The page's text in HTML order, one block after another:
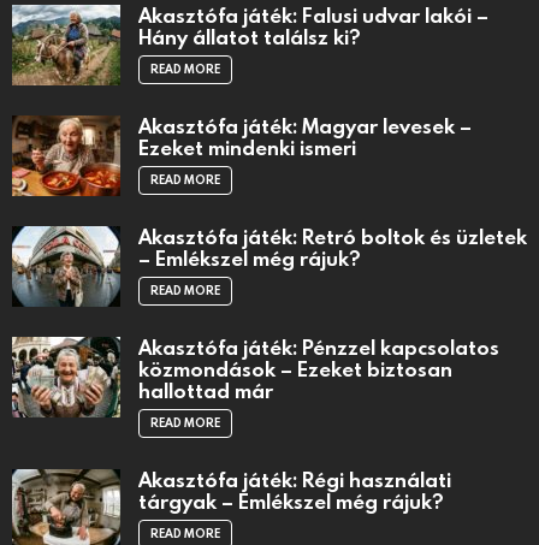
Akasztófa játék: Falusi udvar lakói –
Hány állatot találsz ki?
READ MORE
Akasztófa játék: Magyar levesek –
Ezeket mindenki ismeri
READ MORE
Akasztófa játék: Retró boltok és üzletek
– Emlékszel még rájuk?
READ MORE
Akasztófa játék: Pénzzel kapcsolatos
közmondások – Ezeket biztosan
hallottad már
READ MORE
Akasztófa játék: Régi használati
tárgyak – Emlékszel még rájuk?
READ MORE